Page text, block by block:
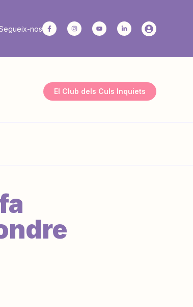
nos
El Club dels Culs Inquiets